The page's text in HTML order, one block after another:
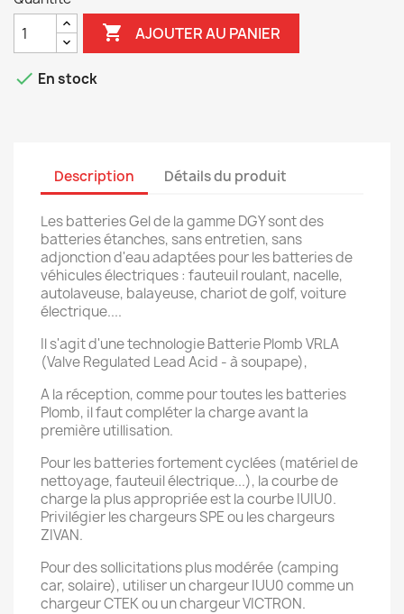
 AJOUTER AU PANIER
 En stock
Description Détails du produit
Les batteries Gel de la gamme DGY sont des
batteries étanches, sans entretien, sans
adjonction d'eau adaptées pour les batteries de
véhicules électriques : fauteuil roulant, nacelle,
autolaveuse, balayeuse, chariot de golf, voiture
électrique....
Il s'agit d'une technologie Batterie Plomb VRLA
(Valve Regulated Lead Acid - à soupape),
A la réception, comme pour toutes les batteries
Plomb, il faut compléter la charge avant la
première utillisation.
Pour les batteries fortement cyclées (matériel de
nettoyage, fauteuil électrique...), la courbe de
charge la plus appropriée est la courbe IUIU0.
Privilégier les chargeurs SPE ou les chargeurs
ZIVAN.
Pour des sollicitations plus modérée (camping
car, solaire), utiliser un chargeur IUU0 comme un
chargeur CTEK ou un chargeur VICTRON.